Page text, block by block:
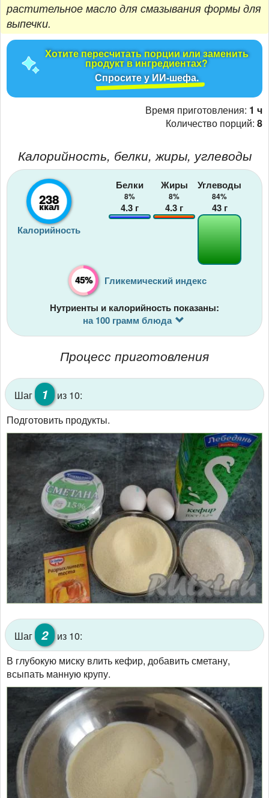
растительное масло для смазывания формы для
выпечки.
Хотите пересчитать порции или заменить
продукт в ингредиентах?
Спросите у ИИ-шефа.
Время приготовления: 1 ч
Количество порций: 8
Калорийность, белки, жиры, углеводы
238
ккал
Калорийность
Белки
8%
4.3 г
Жиры
8%
4.3 г
Углеводы
84%
43г
45% Гликемический индекс
Нутриенты и калорийность показаны:
на 100 грамм блюда
Процесс приготовления
Шаг 1
из 10:
Подготовить продукты.
Шаг 2
из 10:
В глубокую миску влить кефир, добавить сметану,
всыпать манную крупу.